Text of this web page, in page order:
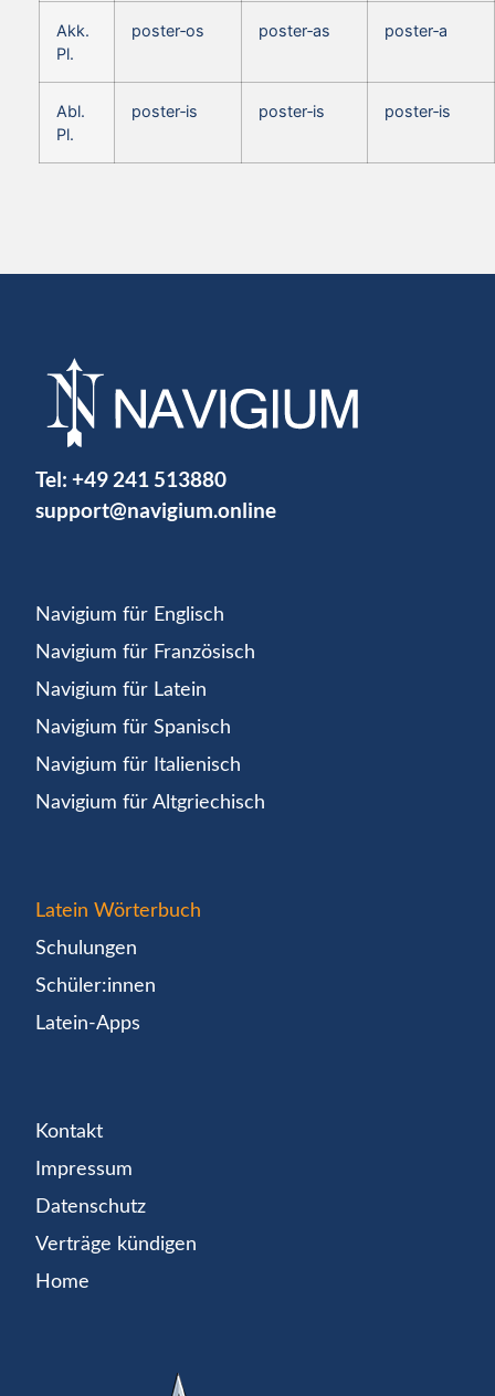
Akk.
Pl.
poster‑os poster‑as poster‑a
Abl.
Pl.
poster‑is poster‑is poster‑is
Tel: +49 241 513880
support@navigium.online
Navigium für Englisch
Navigium für Französisch
Navigium für Latein
Navigium für Spanisch
Navigium für Italienisch
Navigium für Altgriechisch
Latein Wörterbuch
Schulungen
Schüler:innen
Latein-Apps
Kontakt
Impressum
Datenschutz
Verträge kündigen
Home